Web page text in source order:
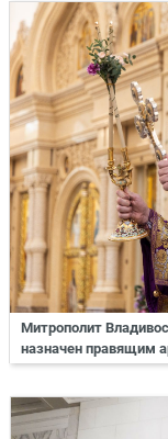
Митрополит
назначен правящим